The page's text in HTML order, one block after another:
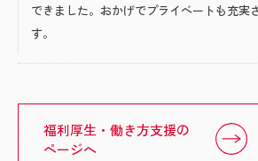
できました。おかげでプライベートも充実
す。
福利厚生・働き方支援の
ページへ